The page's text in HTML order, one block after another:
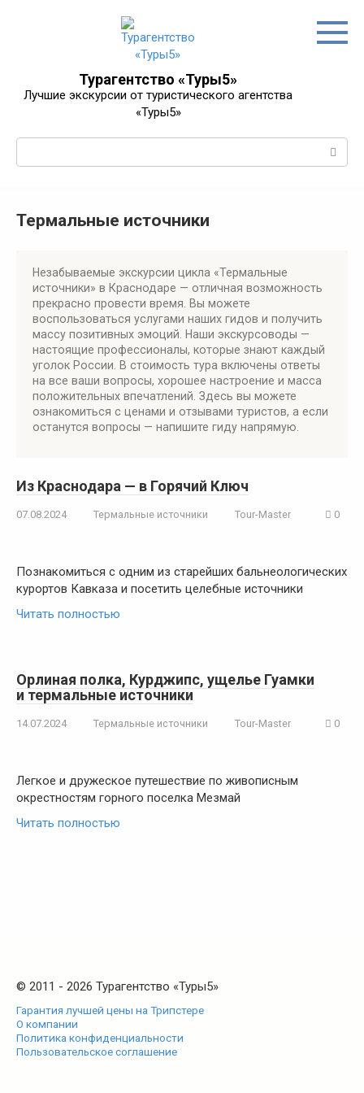
Турагентство «Туры5»
Лучшие экскурсии от туристического агентства
«Туры5»
Термальные источники
Незабываемые экскурсии цикла «Термальные
источники» в Краснодаре — отличная возможность
прекрасно провести время. Вы можете
воспользоваться услугами наших гидов и получить
массу позитивных эмоций. Наши экскурсоводы —
настоящие профессионалы, которые знают каждый
уголок России. В стоимость тура включены ответы
на все ваши вопросы, хорошее настроение и масса
положительных впечатлений. Здесь вы можете
ознакомиться с ценами и отзывами туристов, а если
останутся вопросы — напишите гиду напрямую.
Из Краснодара — в Горячий Ключ
07.08.2024 Термальные источники Tour-Master 0
Познакомиться с одним из старейших бальнеологических
курортов Кавказа и посетить целебные источники
Читать полностью
Орлиная полка, Курджипс, ущелье Гуамки
и термальные источники
14.07.2024 Термальные источники Tour-Master 0
Легкое и дружеское путешествие по живописным
окрестностям горного поселка Мезмай
Читать полностью
© 2011 - 2026 Турагентство «Туры5»
Гарантия лучшей цены на Трипстере
О компании
Политика конфиденциальности
Пользовательское соглашение